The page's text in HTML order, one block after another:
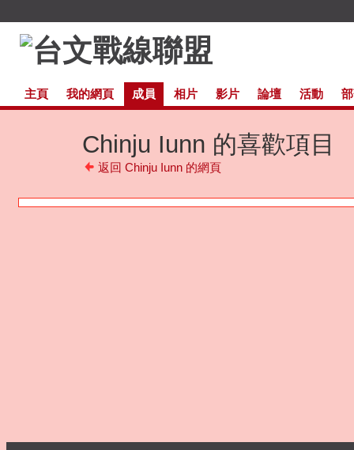
主頁 我的網頁 成員 相片 影片 論壇 活動
Chinju Iunn 的喜歡項目
返回 Chinju Iunn 的網頁